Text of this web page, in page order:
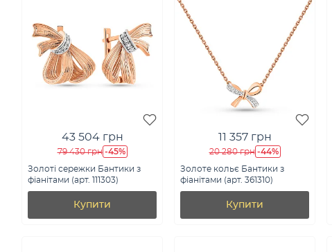
43 504 грн
79 430 грн -45%
Золоті сережки Бантики з
фіанітами (арт. 111303)
Купити
11 357 грн
20 280 грн -44%
Золоте кольє Бантики з
фіанітами (арт. 361310)
Купити